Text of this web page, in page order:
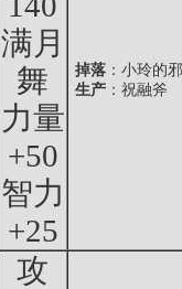
满月
舞
力量
+50
智力
+25
掉落 ： 小玲的
生产 ：祝融斧
攻